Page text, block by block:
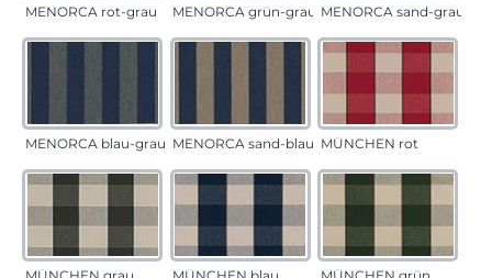
MENORCA rot-grau MENORCA grün-grau MENORCA sand-grau
MENORCA blau-grau MENORCA sand-blau MÜNCHEN rot